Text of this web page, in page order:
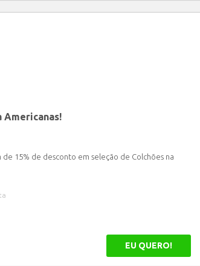
Americanas!
15% de desconto em seleção de Colchões na
EU QUERO!